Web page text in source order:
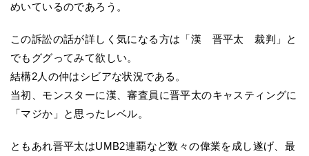
めいているのであろう。
この訴訟の話が詳しく気になる方は「漢 晋平太 裁判」と
でもググってみて欲しい。
結構2人の仲はシビアな状況である。
当初、モンスターに漢、審査員に晋平太のキャスティングに
「マジか」と思ったレベル。
ともあれ晋平太はUMB2連覇など数々の偉業を成し遂げ、最